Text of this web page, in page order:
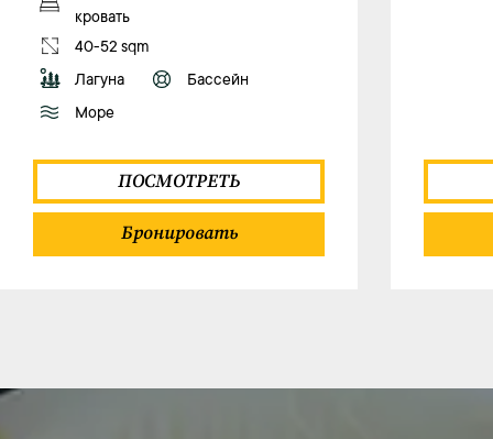
кровать
40-52 sqm
Лагуна
Бассейн
Море
ПОСМОТРЕТЬ
Бронировать